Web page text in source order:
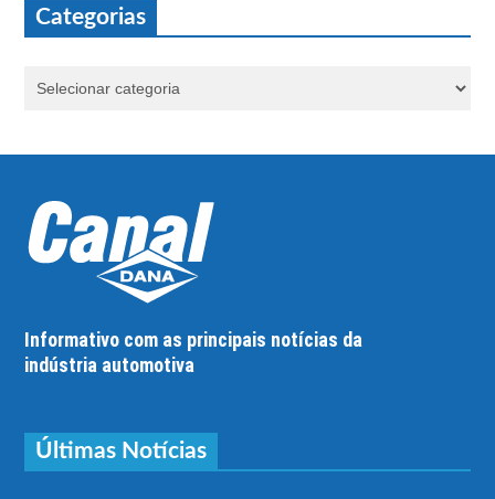
Categorias
Informativo com as principais notícias da
indústria automotiva
Últimas Notícias